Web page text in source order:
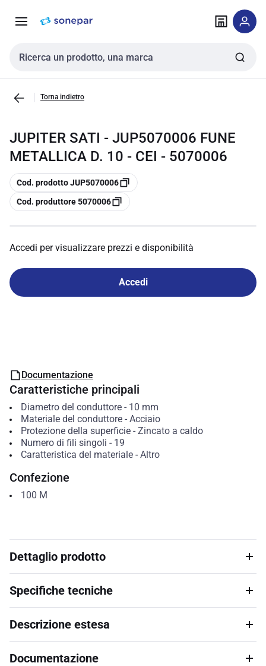
navigazione alla
Cerca input
Torna indietro
JUPITER SATI - JUP5070006 FUNE
METALLICA D. 10 - CEI - 5070006
copia
Cod. prodotto JUP5070006
copia
Cod. produttore 5070006
Accedi per visualizzare prezzi e disponibilità
Accedi
Documentazione
Caratteristiche principali
Diametro del conduttore- 10 mm
Materiale del conduttore- Acciaio
Protezione della superficie- Zincato a caldo
Numero di fili singoli - 19
Caratteristica del materiale- Altro
Confezione
100 M
Dettaglio prodotto
Specifiche tecniche
Descrizione estesa
Documentazione